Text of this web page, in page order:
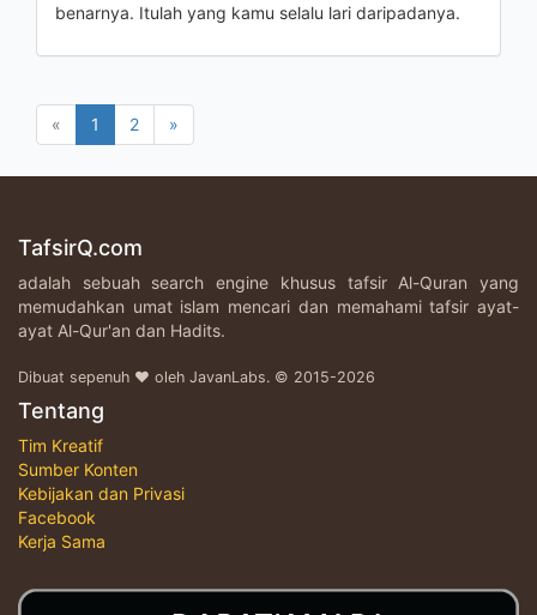
benarnya. Itulah yang kamu selalu lari daripadanya.
« 1 2 »
TafsirQ.com
adalah sebuah search engine khusus tafsir Al-Quran yang
memudahkan umat islam mencari dan memahami tafsir ayat-
ayat Al-Qur'an dan Hadits.
Dibuat sepenuh ♥ oleh JavanLabs. © 2015-2026
Tentang
Tim Kreatif
Sumber Konten
Kebijakan dan Privasi
Facebook
Kerja Sama